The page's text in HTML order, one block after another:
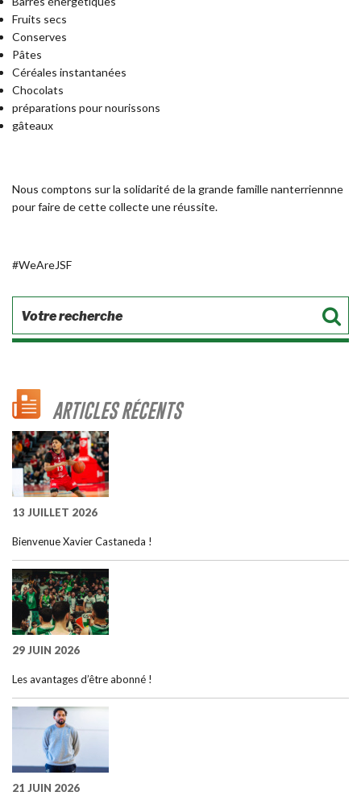
Fruits secs
Conserves
Pâtes
Céréales instantanées
Chocolats
préparations pour nourissons
gâteaux
Nous comptons sur la solidarité de la grande famille nanterriennne
pour faire de cette collecte une réussite.
#WeAreJSF
ARTICLES RÉCENTS
13 JUILLET 2026
Bienvenue Xavier Castaneda !
29 JUIN 2026
Les avantages d’être abonné !
21 JUIN 2026